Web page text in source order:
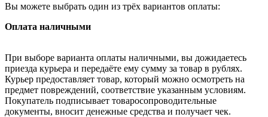
Вы можете выбрать один из трёх вариантов оплаты:
Оплата наличными
При выборе варианта оплаты наличными, вы дожидаетесь
приезда курьера и передаёте ему сумму за товар в рублях.
Курьер предоставляет товар, который можно осмотреть на
предмет повреждений, соответствие указанным условиям.
Покупатель подписывает товаросопроводительные
документы, вносит денежные средства и получает чек.